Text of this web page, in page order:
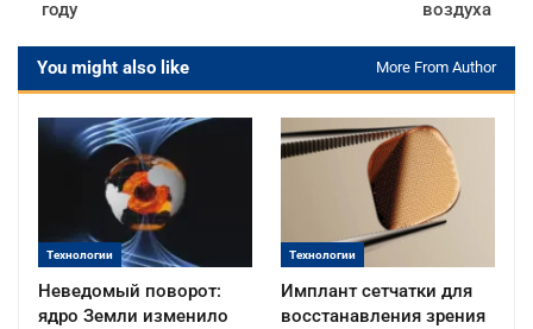
году воздуха
You might also like More From Author
Технологии
Неведомый поворот:
ядро Земли изменило
Технологии
Имплант сетчатки для
восстанавления зрения